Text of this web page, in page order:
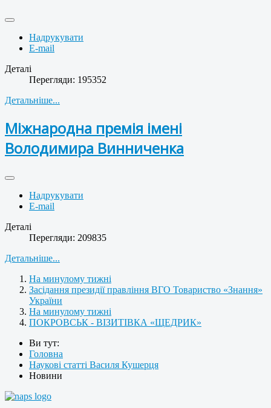
Надрукувати
E-mail
Деталі
Перегляди: 195352
Детальніше...
Міжнародна премія імені
Володимира Винниченка
Надрукувати
E-mail
Деталі
Перегляди: 209835
Детальніше...
На минулому тижні
Засідання президії правління ВГО Товариство «Знання»
України
На минулому тижні
ПОКРОВСЬК - ВІЗИТІВКА «ЩЕДРИК»
Ви тут:
Головна
Наукові статті Василя Кушерця
Новини